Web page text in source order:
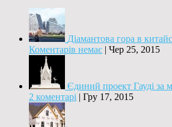
Діамантова гора в
Коментарів немає | Чер 25, 2015
Єдиний проект Гауді за
2 коментарі | Гру 17, 2015